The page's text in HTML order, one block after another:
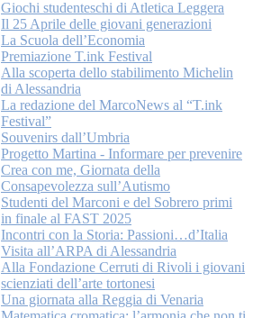
Giochi studenteschi di Atletica Leggera
Il 25 Aprile delle giovani generazioni
La Scuola dell’Economia
Premiazione T.ink Festival
Alla scoperta dello stabilimento Michelin
di Alessandria
La redazione del MarcoNews al “T.ink
Festival”
Souvenirs dall’Umbria
Progetto Martina - Informare per prevenire
Crea con me, Giornata della
Consapevolezza sull’Autismo
Studenti del Marconi e del Sobrero primi
in finale al FAST 2025
Incontri con la Storia: Passioni…d’Italia
Visita all’ARPA di Alessandria
Alla Fondazione Cerruti di Rivoli i giovani
scienziati dell’arte tortonesi
Una giornata alla Reggia di Venaria